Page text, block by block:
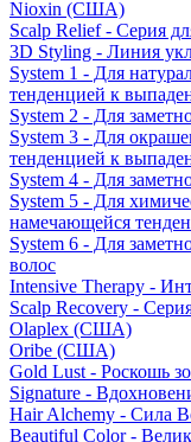
Nioxin (США)
Scalp Relief - Серия
3D Styling - Линия
System 1 - Для
тенденцией к
System 2 - Для
System 3 - Для
тенденцией к
System 4 - Для
System 5 - Для
намечающейся
System 6 - Для
волос
Intensive Therapy -
Scalp Recovery -
Olaplex (США)
Oribe (США)
Gold Lust - Роскошь
Signature -
Hair Alchemy - Сила
Beautiful Color -